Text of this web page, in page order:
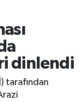
dinlendi
tarafından